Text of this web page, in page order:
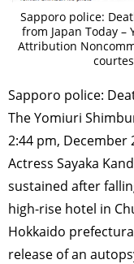
Sapporo police:
from Japan Today
Attribution
Sapporo police:
The Yomiuri
2:44 pm, December
Actress Sayaka
sustained after
high-rise hotel in
Hokkaido
release of an